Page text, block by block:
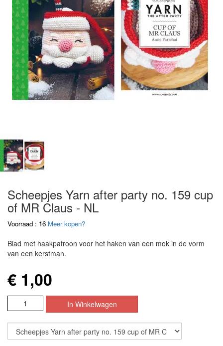
Scheepjes Yarn after party no. 159 cup
of MR Claus - NL
Voorraad : 16 Meer kopen?
Blad met haakpatroon voor het haken van een mok in de vorm
van een kerstman.
€ 1,00